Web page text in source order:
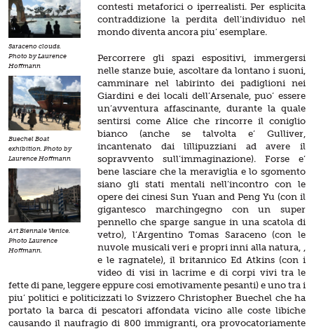
Saraceno clouds.
Photo by Laurence
Hoffmann
Buechel Boat
exhibition. Photo by
Laurence Hoffmann
Art Biennale Venice.
Photo Laurence
Hoffmann.
contesti metaforici o iperrealisti. Per esplicita
contraddizione la perdita dell’individuo nel
mondo diventa ancora piu’ esemplare.
Percorrere gli spazi espositivi, immergersi
nelle stanze buie, ascoltare da lontano i suoni,
camminare nel labirinto dei padiglioni nei
Giardini e dei locali dell’Arsenale, puo’ essere
un’avventura affascinante, durante la quale
sentirsi come Alice che rincorre il coniglio
bianco (anche se talvolta e’ Gulliver,
incantenato dai lillipuzziani ad avere il
sopravvento sull’immaginazione). Forse e’
bene lasciare che la meraviglia e lo sgomento
siano gli stati mentali nell’incontro con le
opere dei cinesi Sun Yuan and Peng Yu (con il
gigantesco marchingegno con un super
pennello che sparge sangue in una scatola di
vetro), l’Argentino Tomas Saraceno (con le
nuvole musicali veri e propri inni alla natura, ,
e le ragnatele), il britannico Ed Atkins (con i
video di visi in lacrime e di corpi vivi tra le
fette di pane, leggere eppure cosi emotivamente pesanti) e uno tra i
piu’ politici e politicizzati lo Svizzero Christopher Buechel che ha
portato la barca di pescatori affondata vicino alle coste libiche
causando il naufragio di 800 immigranti, ora provocatoriamente